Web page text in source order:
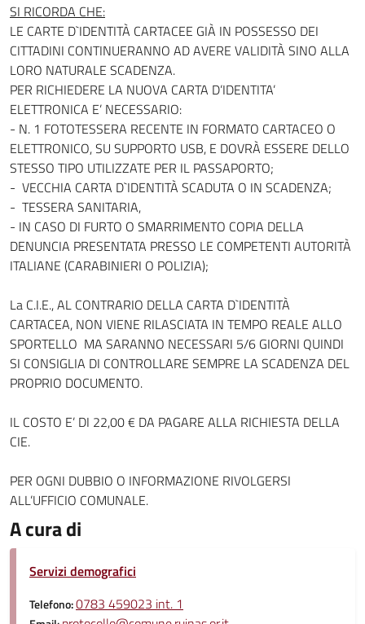
SI RICORDA CHE:
LE CARTE D`IDENTITÀ CARTACEE GIÀ IN POSSESSO DEI
CITTADINI CONTINUERANNO AD AVERE VALIDITÀ SINO ALLA
LORO NATURALE SCADENZA.
PER RICHIEDERE LA NUOVA CARTA D’IDENTITA’
ELETTRONICA E’ NECESSARIO:
- N. 1 FOTOTESSERA RECENTE IN FORMATO CARTACEO O
ELETTRONICO, SU SUPPORTO USB, E DOVRÀ ESSERE DELLO
STESSO TIPO UTILIZZATE PER IL PASSAPORTO;
- VECCHIA CARTA D`IDENTITÀ SCADUTA O IN SCADENZA;
- TESSERA SANITARIA,
- IN CASO DI FURTO O SMARRIMENTO COPIA DELLA
DENUNCIA PRESENTATA PRESSO LE COMPETENTI AUTORITÀ
ITALIANE (CARABINIERI O POLIZIA);
La C.I.E., AL CONTRARIO DELLA CARTA D`IDENTITÀ
CARTACEA, NON VIENE RILASCIATA IN TEMPO REALE ALLO
SPORTELLO MA SARANNO NECESSARI 5/6 GIORNI QUINDI
SI CONSIGLIA DI CONTROLLARE SEMPRE LA SCADENZA DEL
PROPRIO DOCUMENTO.
IL COSTO E’ DI 22,00 € DA PAGARE ALLA RICHIESTA DELLA
CIE.
PER OGNI DUBBIO O INFORMAZIONE RIVOLGERSI
ALL’UFFICIO COMUNALE.
A cura di
Servizi demografici
Telefono:0783 459023 int. 1